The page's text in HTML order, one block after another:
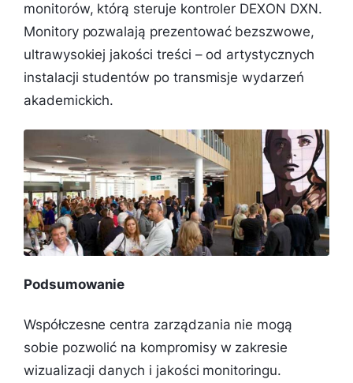
monitorów, którą steruje kontroler DEXON DXN.
Monitory pozwalają prezentować bezszwowe,
ultrawysokiej jakości treści – od artystycznych
instalacji studentów po transmisje wydarzeń
akademickich.
Podsumowanie
Współczesne centra zarządzania nie mogą
sobie pozwolić na kompromisy w zakresie
wizualizacji danych i jakości monitoringu.